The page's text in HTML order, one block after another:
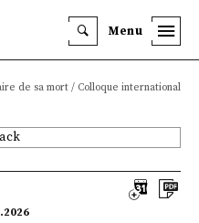
Menu
de sa mort / Colloque international